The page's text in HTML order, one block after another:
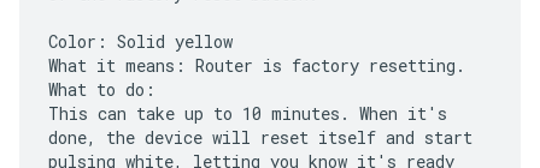
Color: Solid yellow
What it means: Router is factory resetting.
What to do:
This can take up to 10 minutes. When it's
done, the device will reset itself and start
pulsing white, letting you know it's ready